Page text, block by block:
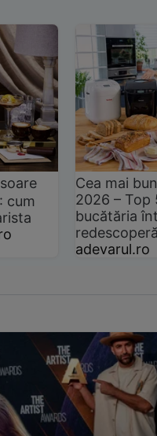
cum
Cea mai
2026 –
bucătăria
adevarul.ro